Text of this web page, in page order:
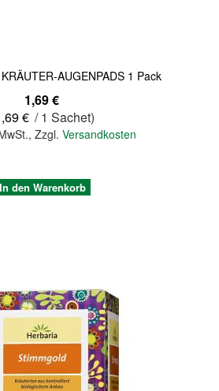
AUGENPADS 1 Pack
1,69 €
€ / 1 Sachet)
, Zzgl. Versandkosten
In den Warenkorb